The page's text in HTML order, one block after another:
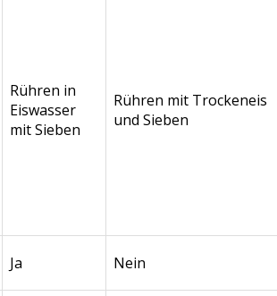
Rühren in
Eiswasser
mit Sieben
Rühren mit Trockeneis
und Sieben
Ja Nein